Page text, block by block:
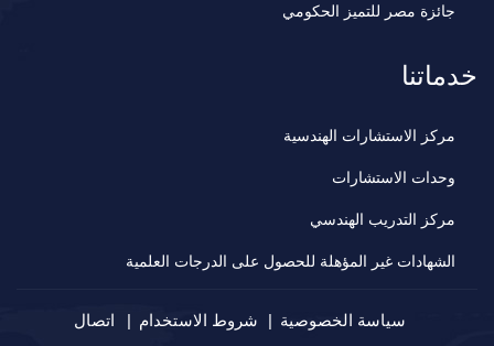
جائزة مصر للتميز الحكومي
خدماتنا
مركز الاستشارات الهندسية
وحدات الاستشارات
مركز التدريب الهندسي
الشهادات غير المؤهلة للحصول على الدرجات العلمية
سياسة الخصوصية شروط الاستخدام اتصال